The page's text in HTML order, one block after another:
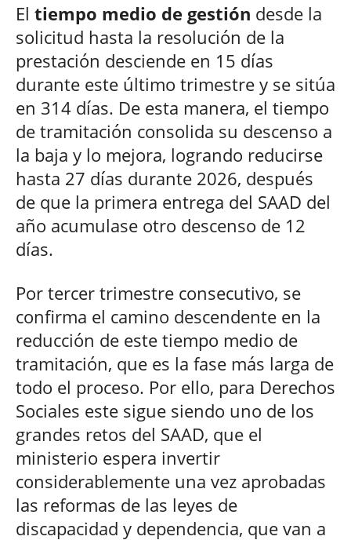
El tiempo medio de gestión desde la
solicitud hasta la resolución de la
prestación desciende en 15 días
durante este último trimestre y se sitúa
en 314 días. De esta manera, el tiempo
de tramitación consolida su descenso a
la baja y lo mejora, logrando reducirse
hasta 27 días durante 2026, después
de que la primera entrega del SAAD del
año acumulase otro descenso de 12
días.
Por tercer trimestre consecutivo, se
confirma el camino descendente en la
reducción de este tiempo medio de
tramitación, que es la fase más larga de
todo el proceso. Por ello, para Derechos
Sociales este sigue siendo uno de los
grandes retos del SAAD, que el
ministerio espera invertir
considerablemente una vez aprobadas
las reformas de las leyes de
discapacidad y dependencia, que van a